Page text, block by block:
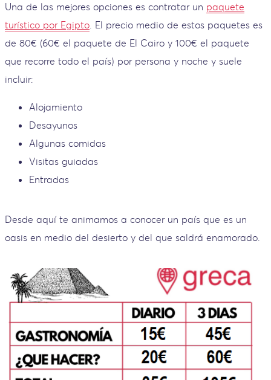
Una de las mejores opciones es contratar un paquete
turístico por Egipto. El precio medio de estos paquetes es
de 80€ (60€ el paquete de El Cairo y 100€ el paquete
que recorre todo el país) por persona y noche y suele
incluir:
Alojamiento
Desayunos
Algunas comidas
Visitas guiadas
Entradas
Desde aquí te animamos a conocer un país que es un
oasis en medio del desierto y del que saldrá enamorado.